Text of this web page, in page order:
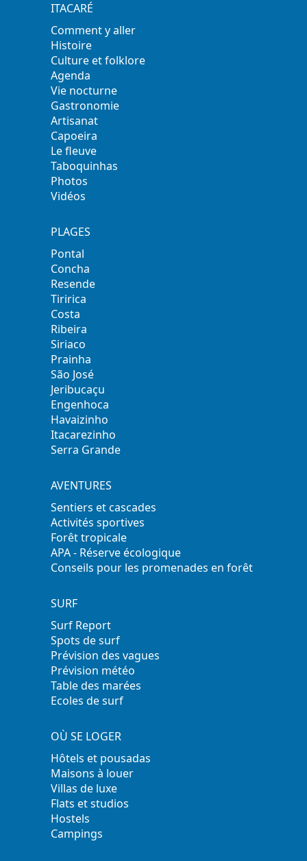
ITACARÉ
Comment y aller
Histoire
Culture et folklore
Agenda
Vie nocturne
Gastronomie
Artisanat
Capoeira
Le fleuve
Taboquinhas
Photos
Vidéos
PLAGES
Pontal
Concha
Resende
Tiririca
Costa
Ribeira
Siriaco
Prainha
São José
Jeribucaçu
Engenhoca
Havaizinho
Itacarezinho
Serra Grande
AVENTURES
Sentiers et cascades
Activités sportives
Forêt tropicale
APA - Réserve écologique
Conseils pour les promenades en forêt
SURF
Surf Report
Spots de surf
Prévision des vagues
Prévision météo
Table des marées
Ecoles de surf
OÙ SE LOGER
Hôtels et pousadas
Maisons à louer
Villas de luxe
Flats et studios
Hostels
Campings